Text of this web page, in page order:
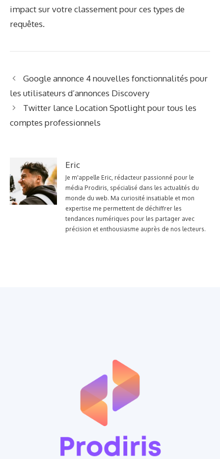
impact sur votre classement pour ces types de
requêtes.
Google annonce 4 nouvelles fonctionnalités pour
les utilisateurs d’annonces Discovery
Twitter lance Location Spotlight pour tous les
comptes professionnels
Eric
Je m'appelle Eric, rédacteur passionné pour le
média Prodiris, spécialisé dans les actualités du
monde du web. Ma curiosité insatiable et mon
expertise me permettent de déchiffrer les
tendances numériques pour les partager avec
précision et enthousiasme auprès de nos lecteurs.